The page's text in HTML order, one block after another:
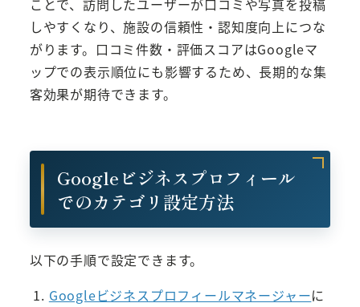
しやすくなり、施設の信頼性・認知度向上につな
がります。口コミ件数・評価スコアはGoogleマ
ップでの表示順位にも影響するため、長期的な集
客効果が期待できます。
Googleビジネスプロフィール
でのカテゴリ設定方法
以下の手順で設定できます。
Googleビジネスプロフィールマネージャーに